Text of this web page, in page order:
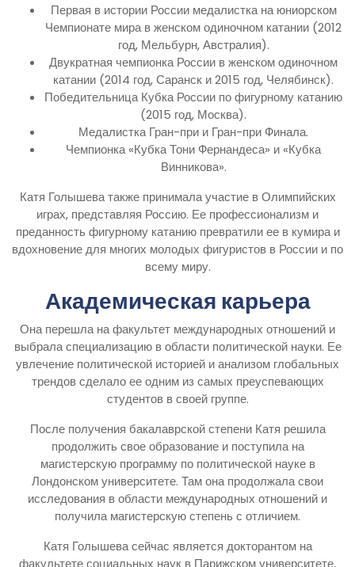
Первая в истории России медалистка на юниорском
Чемпионате мира в женском одиночном катании (2012
год, Мельбурн, Австралия).
Двукратная чемпионка России в женском одиночном
катании (2014 год, Саранск и 2015 год, Челябинск).
Победительница Кубка России по фигурному катанию
(2015 год, Москва).
Медалистка Гран-при и Гран-при Финала.
Чемпионка «Кубка Тони Фернандеса» и «Кубка
Винникова».
Катя Голышева также принимала участие в Олимпийских
играх, представляя Россию. Ее профессионализм и
преданность фигурному катанию превратили ее в кумира и
вдохновение для многих молодых фигуристов в России и по
всему миру.
Академическая карьера
Она перешла на факультет международных отношений и
выбрала специализацию в области политической науки. Ее
увлечение политической историей и анализом глобальных
трендов сделало ее одним из самых преуспевающих
студентов в своей группе.
После получения бакалаврской степени Катя решила
продолжить свое образование и поступила на
магистерскую программу по политической науке в
Лондонском университете. Там она продолжала свои
исследования в области международных отношений и
получила магистерскую степень с отличием.
Катя Голышева сейчас является докторантом на
факультете социальных наук в Парижском университете,